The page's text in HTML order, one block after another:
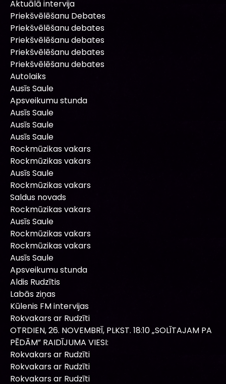
Aktuālā intervija
Priekšvēlēšanu Debates
Priekšvēlēšanu debates
Priekšvēlēšanu debates
Priekšvēlēšanu debates
Priekšvēlēšanu debates
Autolaiks
Ausīs Saule
Apsveikumu stunda
Ausīs Saule
Ausīs Saule
Ausīs Saule
Rockmūzikas vakars
Rockmūzikas vakars
Ausīs Saule
Rockmūzikas vakars
Saldus novads
Rockmūzikas vakars
Ausīs Saule
Rockmūzikas vakars
Rockmūzikas vakars
Ausīs Saule
Apsveikumu stunda
Aldis Rudzītis
Labās ziņas
Kūlenis FM intervijas
Rokvakars ar Rudzīti
OTRDIEN, 26. NOVEMBRĪ, PLKST. 18:10 „SOLĪTAJAM PA
PĒDĀM” RAIDĪJUMA VIESI:
Rokvakars ar Rudzīti
Rokvakars ar Rudzīti
Rokvakars ar Rudzīti